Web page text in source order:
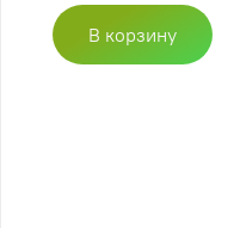
В корзину